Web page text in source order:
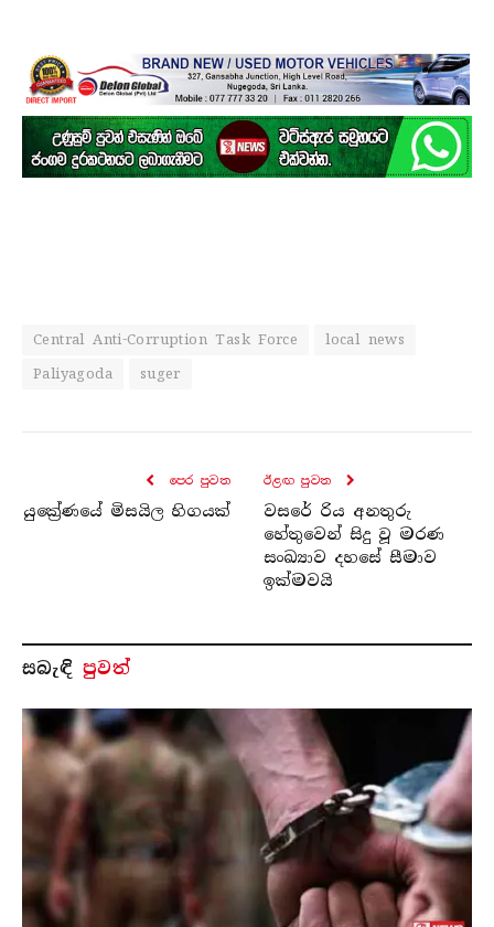
Central Anti-Corruption Task Force
local news
Paliyagoda
suger
පෙර පුව​ත
යුක්‍රේණයේ මිසයිල හිගයක්
ඊළඟ පුව​ත
වසරේ රිය අනතුරු
හේතුවෙන් සිදු වූ මරණ
සංඛ්‍යාව දහසේ සීමාව
ඉක්මවයි
සබැ​ඳි පුවත්